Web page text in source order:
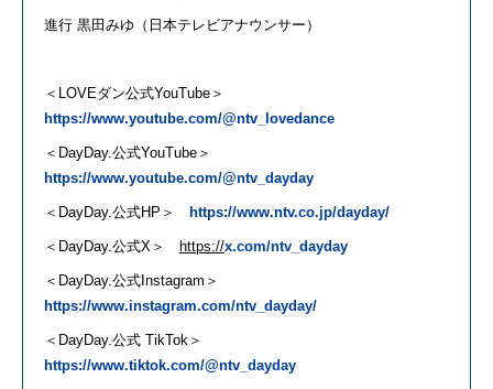
進行 黒田みゆ（ 日本テレビアナウンサー）
＜ LOVEダン公式YouTube ＞
https://www.youtube.com/@ntv_lovedance
＜ DayDay. 公式YouTube ＞
https://www.youtube.com/@ntv_dayday
＜ DayDay. 公式HP ＞ https://www.ntv.co.jp/dayday/
＜ DayDay. 公式X ＞ https://x.com/ntv_dayday
＜ DayDay. 公式Instagram ＞
https://www.instagram.com/ntv_dayday/
＜ DayDay. 公式 TikTok ＞
https://www.tiktok.com/@ntv_dayday